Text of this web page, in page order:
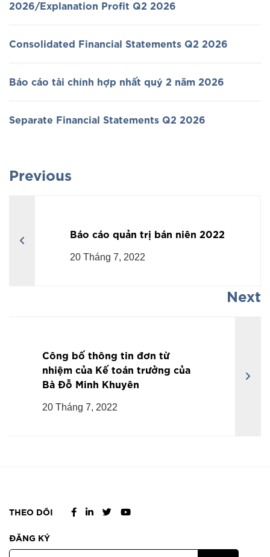
2026/Explanation Profit Q2 2026
Consolidated Financial Statements Q2 2026
Báo cáo tài chính hợp nhất quý 2 năm 2026
Separate Financial Statements Q2 2026
Previous
Báo cáo quản trị bán niên 2022
20 Tháng 7, 2022
Next
Công bố thông tin đơn từ
nhiệm của Kế toán trưởng của
Bà Đỗ Minh Khuyên
20 Tháng 7, 2022
THEO DÕI
ĐĂNG KÝ